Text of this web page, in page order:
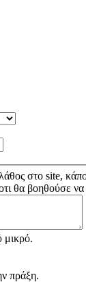
στο site,
θα βοηθούσε
μικρό.
πράξη.